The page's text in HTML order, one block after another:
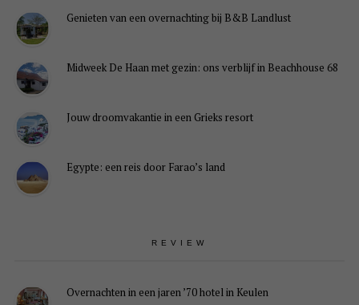
Genieten van een overnachting bij B&B Landlust
Midweek De Haan met gezin: ons verblijf in Beachhouse 68
Jouw droomvakantie in een Grieks resort
Egypte: een reis door Farao’s land
REVIEW
Overnachten in een jaren ’70 hotel in Keulen